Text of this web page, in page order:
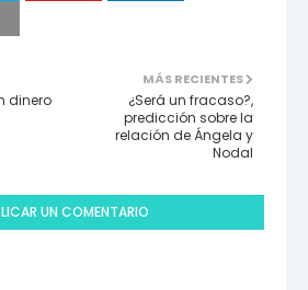
MÁS RECIENTES
¿Será un fracaso?,
predicción sobre la
relación de Ángela y
Nodal
dinero
UN COMENTARIO